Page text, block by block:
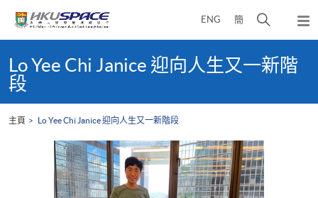
ENG 簡
開
搜
尋
面
彈
出
content
startLo Yee Chi Janice 迎向人生又一新階
段
主頁 Lo Yee Chi Janice 迎向人生又一新階段